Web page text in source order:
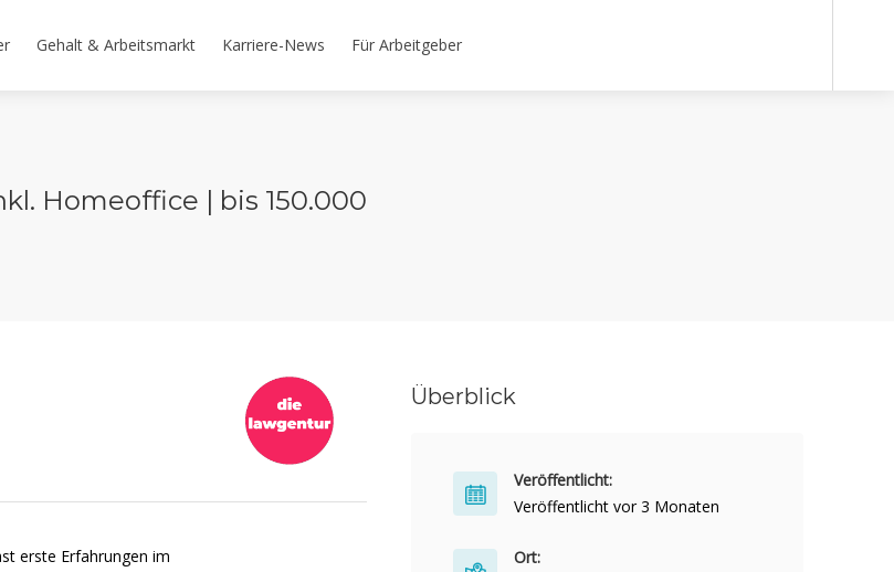
Gehalt & Arbeitsmarkt Karriere-News Für Arbeitgeber
Homeoffice | bis 150.000
erste Erfahrungen im
Überblick
Veröffentlicht:
Veröffentlicht vor 3 Monaten
Ort: